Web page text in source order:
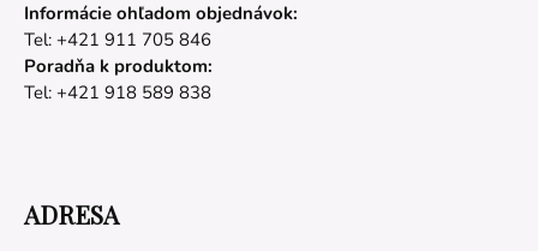
Informácie ohľadom objednávok:
Tel: +421 911 705 846
Poradňa k produktom:
Tel: +421 918 589 838
ADRESA